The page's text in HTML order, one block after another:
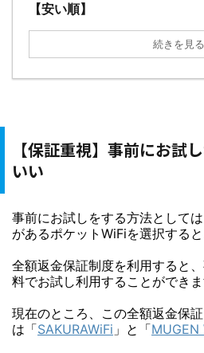
【安い順】
続きを見る
【保証重視】事前にお試
いい
事前にお試しをする方法として
があるポケットWiFiを選択すると
全額返金保証制度を利用すると
料でお試し利用することができま
現在のところ、この全額返金保
は「SAKURAWiFi 」と「MUGEN